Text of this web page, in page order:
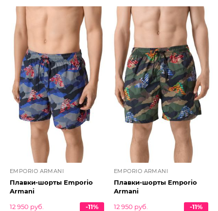
EMPORIO ARMANI
Плавки-шорты Emporio
Armani
12 950 руб.
-11%
EMPORIO ARMANI
Плавки-шорты Emporio
Armani
12 950 руб.
-11%